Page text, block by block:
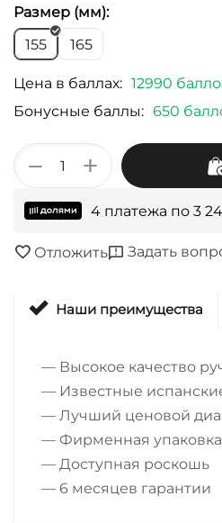
Размер (мм):
155
165
Цена в баллах: 12990
Бонусные баллы: 650
+
−
4 платежа по 3
Отложить Задать
Наши преимущества
— Высокое качество
— Известные
— Лучший ценовой
— Фирменная упаковка
— Доступная роскошь
— 6 месяцев гарантии